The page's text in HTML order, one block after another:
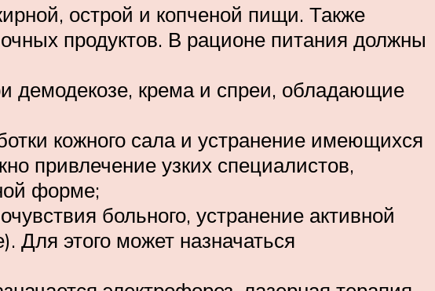
острой и копченой пищи. Также
продуктов. В рационе питания должны
демодекозе, крема и спреи, обладающие
кожного сала и устранение имеющихся
привлечение узких специалистов,
форме;
больного, устранение активной
Для этого может назначаться